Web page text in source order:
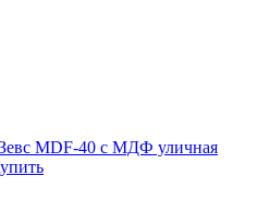
MDF-40 с МДФ уличная